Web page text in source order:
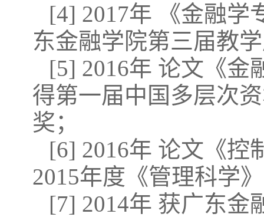
[4] 2017年 《金融学
东金融学院第三届教
[5] 2016年 论文《金
得第一届中国多层次
奖；
[6] 2016年 论文《控
2015年度《管理科学
[7] 2014年 获广东金